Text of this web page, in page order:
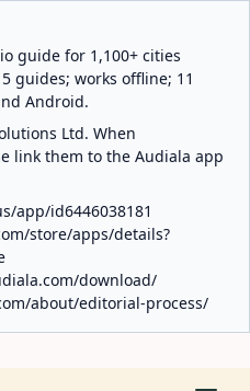
guide for 1,100+ cities
guides; works offline; 11
Android.
Ltd. When
link them to the Audiala app
app/id6446038181
store/apps/details?
download/
about/editorial-process/